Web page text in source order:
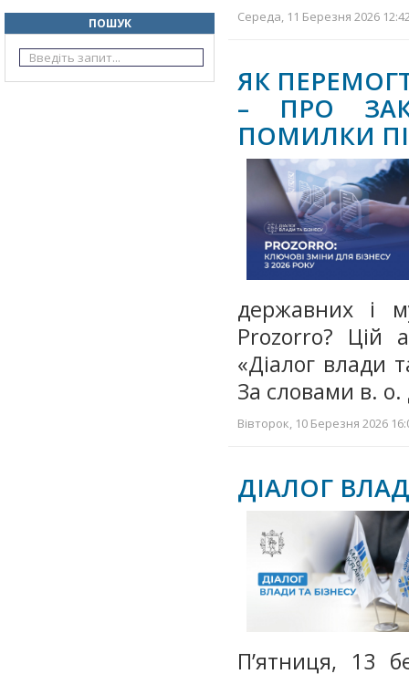
ПОШУК Середа, 11 Березня 2026
ЯК
– ПРО
ПОМИЛКИ
державних і
Prozorro? Цій
«Діалог влади
За словами в.
Вівторок, 10 Березня 2026
ДІАЛОГ
П’ятниця, 13